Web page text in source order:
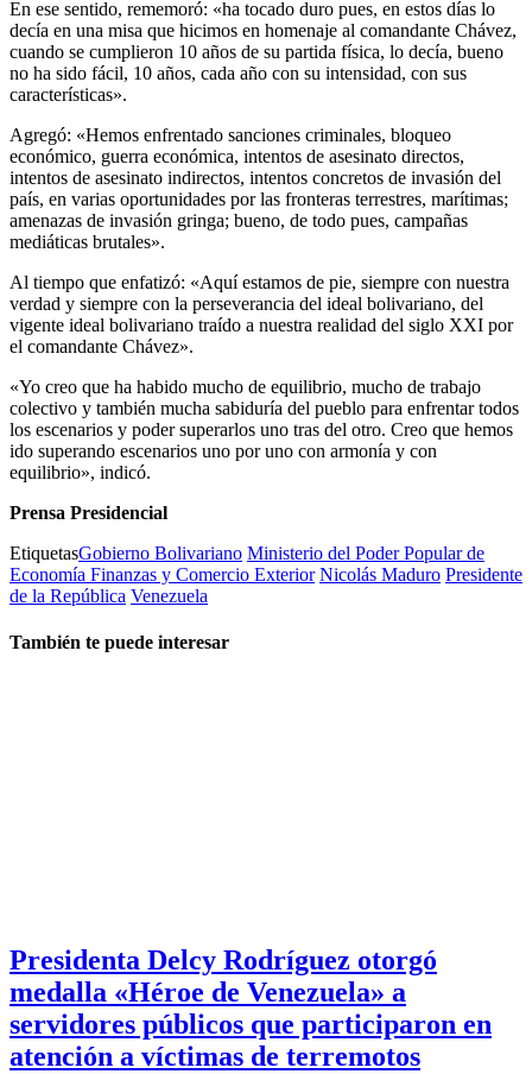
En ese sentido, rememoró: «ha tocado duro pues, en estos días lo
decía en una misa que hicimos en homenaje al comandante Chávez,
cuando se cumplieron 10 años de su partida física, lo decía, bueno
no ha sido fácil, 10 años, cada año con su intensidad, con sus
características».
Agregó: «Hemos enfrentado sanciones criminales, bloqueo
económico, guerra económica, intentos de asesinato directos,
intentos de asesinato indirectos, intentos concretos de invasión del
país, en varias oportunidades por las fronteras terrestres, marítimas;
amenazas de invasión gringa; bueno, de todo pues, campañas
mediáticas brutales».
Al tiempo que enfatizó: «Aquí estamos de pie, siempre con nuestra
verdad y siempre con la perseverancia del ideal bolivariano, del
vigente ideal bolivariano traído a nuestra realidad del siglo XXI por
el comandante Chávez».
«Yo creo que ha habido mucho de equilibrio, mucho de trabajo
colectivo y también mucha sabiduría del pueblo para enfrentar todos
los escenarios y poder superarlos uno tras del otro. Creo que hemos
ido superando escenarios uno por uno con armonía y con
equilibrio», indicó.
Prensa Presidencial
EtiquetasGobierno Bolivariano Ministerio del Poder Popular de
Economía Finanzas y Comercio Exterior Nicolás Maduro Presidente
de la República Venezuela
También te puede interesar
Presidenta Delcy Rodríguez otorgó
medalla «Héroe de Venezuela» a
servidores públicos que participaron en
atención a víctimas de terremotos